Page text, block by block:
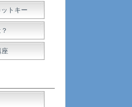
トキー
座